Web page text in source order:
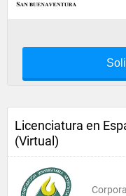
Licenciatura en
(Virtual)